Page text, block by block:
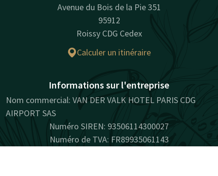
Avenue du Bois de la Pie 351
95912
Roissy CDG Cedex
Calculer un itinéraire
Informations sur l'entreprise
Nom commercial: VAN DER VALK HOTEL PARIS CDG
AIRPORT SAS
Numéro SIREN: 93506114300027
Numéro de TVA: FR89935061143